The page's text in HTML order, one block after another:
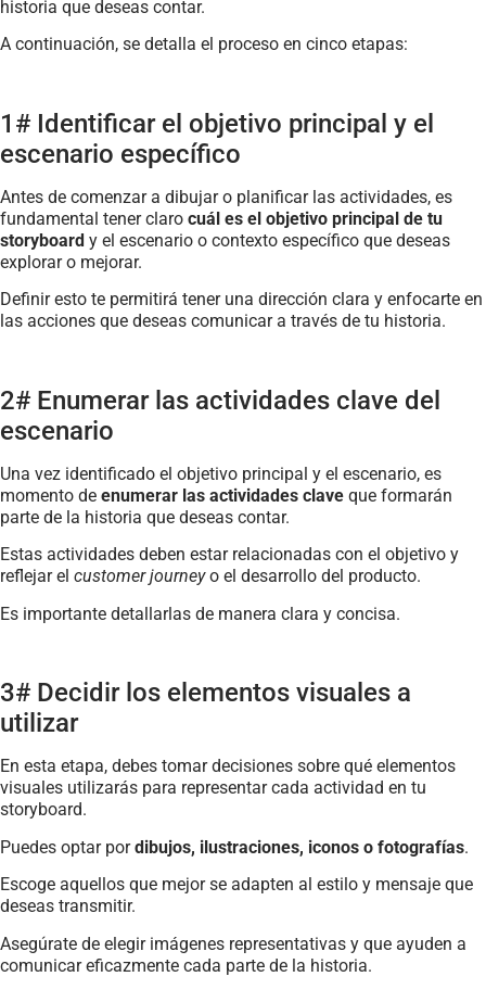
historia que deseas contar.
A continuación, se detalla el proceso en cinco etapas:
1# Identificar el objetivo principal y el
escenario específico
Antes de comenzar a dibujar o planificar las actividades, es
fundamental tener claro cuál es el objetivo principal de tu
storyboard y el escenario o contexto específico que deseas
explorar o mejorar.
Definir esto te permitirá tener una dirección clara y enfocarte en
las acciones que deseas comunicar a través de tu historia.
2# Enumerar las actividades clave del
escenario
Una vez identificado el objetivo principal y el escenario, es
momento de enumerar las actividades clave que formarán
parte de la historia que deseas contar.
Estas actividades deben estar relacionadas con el objetivo y
reflejar el customer journeyo el desarrollo del producto.
Es importante detallarlas de manera clara y concisa.
3# Decidir los elementos visuales a
utilizar
En esta etapa, debes tomar decisiones sobre qué elementos
visuales utilizarás para representar cada actividad en tu
storyboard.
Puedes optar pordibujos, ilustraciones, iconos o fotografías.
Escoge aquellos que mejor se adapten al estilo y mensaje que
deseas transmitir.
Asegúrate de elegir imágenes representativas y que ayuden a
comunicar eficazmente cada parte de la historia.